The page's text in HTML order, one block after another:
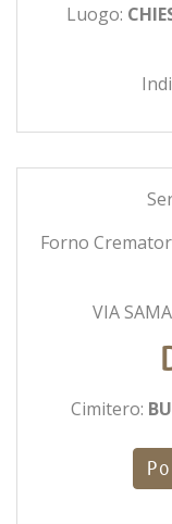
Luogo:
Forno
VIA
Cimitero: